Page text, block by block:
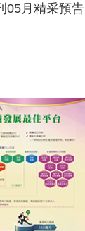
05月精采預告